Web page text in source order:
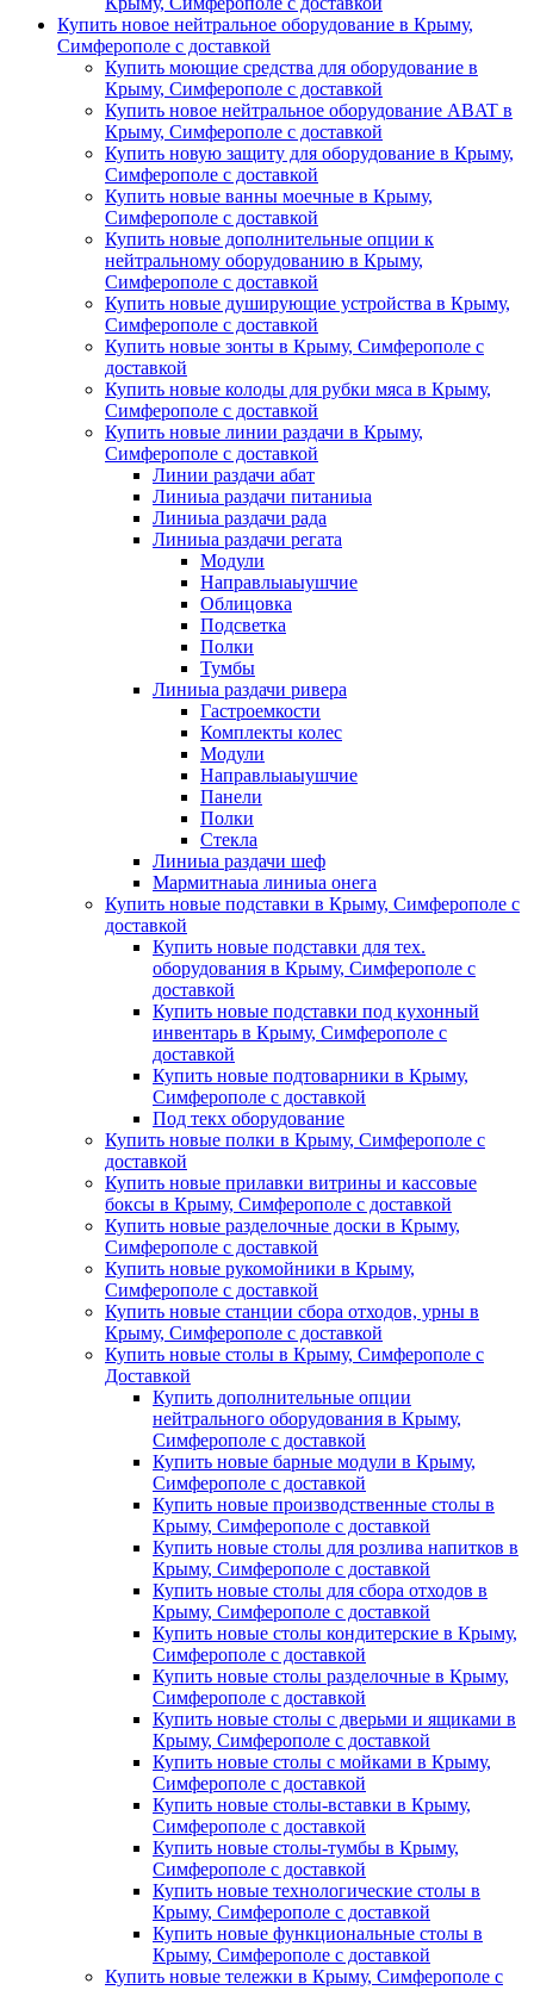
Купить новое нейтральное оборудование в Крыму,
Симферополе с доставкой
Купить моющие средства для оборудование в
Крыму, Симферополе с доставкой
Купить новое нейтральное оборудование ABAT в
Крыму, Симферополе с доставкой
Купить новую защиту для оборудование в Крыму,
Симферополе с доставкой
Купить новые ванны моечные в Крыму,
Симферополе с доставкой
Купить новые дополнительные опции к
нейтральному оборудованию в Крыму,
Симферополе с доставкой
Купить новые душирующие устройства в Крыму,
Симферополе с доставкой
Купить новые зонты в Крыму, Симферополе с
доставкой
Купить новые колоды для рубки мяса в Крыму,
Симферополе с доставкой
Купить новые линии раздачи в Крыму,
Симферополе с доставкой
Линии раздачи абат
Линиыа раздачи питаниыа
Линиыа раздачи рада
Линиыа раздачи регата
Модули
Направлыаыушчие
Облицовка
Подсветка
Полки
Тумбы
Линиыа раздачи ривера
Гастроемкости
Комплекты колес
Модули
Направлыаыушчие
Панели
Полки
Стекла
Линиыа раздачи шеф
Мармитнаыа линиыа онега
Купить новые подставки в Крыму, Симферополе с
доставкой
Купить новые подставки для тех.
оборудования в Крыму, Симферополе с
доставкой
Купить новые подставки под кухонный
инвентарь в Крыму, Симферополе с
доставкой
Купить новые подтоварники в Крыму,
Симферополе с доставкой
Под текх оборудование
Купить новые полки в Крыму, Симферополе с
доставкой
Купить новые прилавки витрины и кассовые
боксы в Крыму, Симферополе с доставкой
Купить новые разделочные доски в Крыму,
Симферополе с доставкой
Купить новые рукомойники в Крыму,
Симферополе с доставкой
Купить новые станции сбора отходов, урны в
Крыму, Симферополе с доставкой
Купить новые столы в Крыму, Симферополе с
Доставкой
Купить дополнительные опции
нейтрального оборудования в Крыму,
Симферополе с доставкой
Купить новые барные модули в Крыму,
Симферополе с доставкой
Купить новые производственные столы в
Крыму, Симферополе с доставкой
Купить новые столы для розлива напитков в
Крыму, Симферополе с доставкой
Купить новые столы для сбора отходов в
Крыму, Симферополе с доставкой
Купить новые столы кондитерские в Крыму,
Симферополе с доставкой
Купить новые столы разделочные в Крыму,
Симферополе с доставкой
Купить новые столы с дверьми и ящиками в
Крыму, Симферополе с доставкой
Купить новые столы с мойками в Крыму,
Симферополе с доставкой
Купить новые столы-вставки в Крыму,
Симферополе с доставкой
Купить новые столы-тумбы в Крыму,
Симферополе с доставкой
Купить новые технологические столы в
Крыму, Симферополе с доставкой
Купить новые функциональные столы в
Крыму, Симферополе с доставкой
Купить новые тележки в Крыму, Симферополе с